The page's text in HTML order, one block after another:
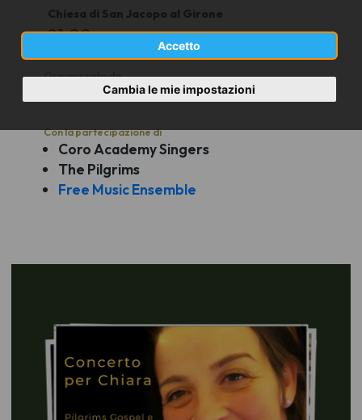
Accetto
Cambia le mie impostazioni
Chiesa di San Jacopo al Girone
21.00
Organizzato da
Pilgrims Gospel e Academy Singers
Con la partecipazione di
Coro Academy Singers
The Pilgrims
Free Music Ensemble